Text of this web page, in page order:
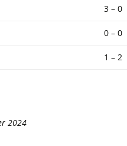
3 – 0
0 – 0
1 – 2
2024